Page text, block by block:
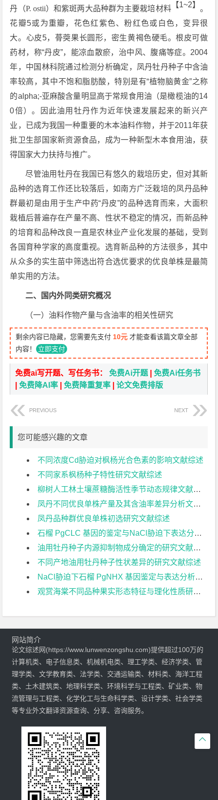
丹（P. ostii）和紫斑两大品种群为主要栽培材料 【1~2】 。
花瓣5或为重瓣，花色红紫色、粉红色或白色，变异很
大。心皮5，蓇葖果长圆形，密生黄褐色硬毛。根皮可做
药材，称“丹皮”，能凉血散瘀，治中风、腹痛等症。2004
年，中国林科院通过检测分析确定，凤丹牡丹种子中含油
率较高，其中不饱和脂肪酸，特别是有“植物脑黄金”之称
的alpha;-亚麻酸含量明显高于常规食用油（是橄榄油的14
0倍）。因此油用牡丹作为近年快速发展起来的新兴产
业，已成为我国一种重要的木本油料作物，并于2011年获
批卫生部国家新资源食品，成为一种新型木本食用油，获
得国家大力扶持与推广。
尽管油用牡丹在我国已有悠久的栽培历史，但对其新
品种的选育工作还比较落后，如南方广泛栽培的凤丹品种
群最初是由用于生产中药“丹皮”的品种选育而来，大面积
栽植后普遍存在产量不高、性状不稳定的情况，而新品种
的培育和品种改良一直是农林业产业化发展的基础，受到
各国育种学家的高度重视。选育新品种的方法很多，其中
从众多的实生苗中筛选出符合选优要求的优良单株是最简
单实用的方法。
二、国内外同类研究概况
（一）油料作物产量与含油率的相关性研究
剩余内容已隐藏，您需要先支付 10元 才能查看该篇文章全部
内容！ 立即支付
免费ai写开题、写任务书：免费Ai开题 |免费Ai任务书
|免费降AI率 |免费降重复率 |论文免费排版
PREVIOUS NEXT
您可能感兴趣的文章
不同浓度Cd胁迫对枫杨光合色素的影响文献综述
不同家系枫杨种子特性研究文献综述
柳树人工林土壤蔗糖酶活性季节动态规律文献综述
凤丹不同优良单株产量及其含油率差异分析文献综述
凤丹品种群优良单株初选研究文献综述
石榴 PgCLC 基因的鉴定与NaCl胁迫下表达分析文献综述
油用牡丹种子内源抑制物成分确定的研究文献综述
不同产地油用牡丹种子性状差异的研究文献综述
NaCl胁迫下石榴 PgNHX 基因鉴定与表达分析文献综述
观赏海棠不同品种果实形态特征与理化性质研究文献综述

网站简介
论文综述网(https://www.lunwenzongshu.com)提供超过100万的
计算机类、电子信息类、机械机电类、理工学类、经济学类、管
理学类、文学教育类、法学类、交通运输类、材料类、海洋工程
类、土木建筑类、地理科学类、环境科学与工程类、矿业类、物
流管理与工程类、化学化工与生命科学类、设计学类、社会学类
等专业外文翻译资源查询、分享、咨询服务。